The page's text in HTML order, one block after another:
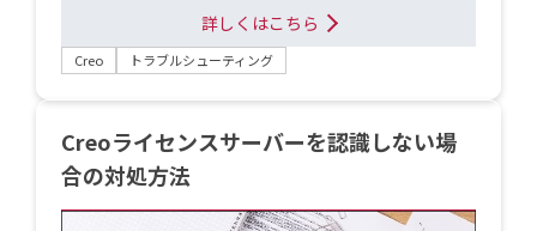
詳しくはこちら
Creo トラブルシューティング
Creoライセンスサーバーを認識しない場
合の対処方法